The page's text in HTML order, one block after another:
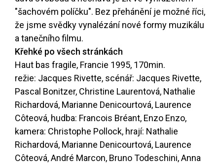
"šachovém políčku". Bez přehánění je možné říci,
že jsme svědky vynalézání nové formy muzikálu
a tanečního filmu.
Křehké po všech stránkách
Haut bas fragile, Francie 1995, 170min.
režie: Jacques Rivette, scénář: Jacques Rivette,
Pascal Bonitzer, Christine Laurentová, Nathalie
Richardová, Marianne Denicourtová, Laurence
Côteová, hudba: Francois Bréant, Enzo Enzo,
kamera: Christophe Pollock, hrají: Nathalie
Richardová, Marianne Denicourtová, Laurence
Côteová, André Marcon, Bruno Todeschini, Anna